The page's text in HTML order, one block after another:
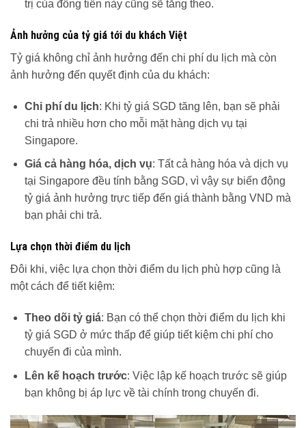
trị của đồng tiền này cũng sẽ tăng theo.
Ảnh hưởng của tỷ giá tới du khách Việt
Tỷ giá không chỉ ảnh hưởng đến chi phí du lịch mà còn
ảnh hưởng đến quyết định của du khách:
Chi phí du lịch: Khi tỷ giá SGD tăng lên, bạn sẽ phải
chi trả nhiều hơn cho mỗi mặt hàng dịch vụ tại
Singapore.
Giá cả hàng hóa, dịch vụ: Tất cả hàng hóa và dịch vụ
tại Singapore đều tính bằng SGD, vì vậy sự biến động
tỷ giá ảnh hưởng trực tiếp đến giá thành bằng VND mà
bạn phải chi trả.
Lựa chọn thời điểm du lịch
Đôi khi, việc lựa chọn thời điểm du lịch phù hợp cũng là
một cách để tiết kiệm:
Theo dõi tỷ giá: Bạn có thể chọn thời điểm du lịch khi
tỷ giá SGD ở mức thấp để giúp tiết kiệm chi phí cho
chuyến đi của mình.
Lên kế hoạch trước: Việc lập kế hoạch trước sẽ giúp
bạn không bị áp lực về tài chính trong chuyến đi.